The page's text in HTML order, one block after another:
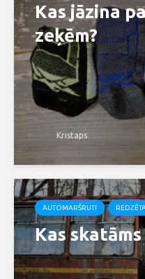
Kas jāzina
zeķēm?
Kristaps
AUTOMARŠRUTI
Kas skatāms